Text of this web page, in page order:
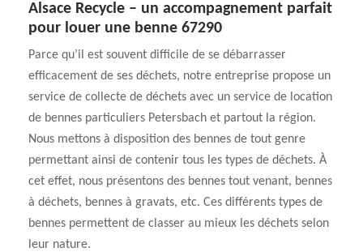
Alsace Recycle – un accompagnement parfait
pour louer une benne 67290
Parce qu’il est souvent difficile de se débarrasser
efficacement de ses déchets, notre entreprise propose un
service de collecte de déchets avec un service de location
de bennes particuliers Petersbach et partout la région.
Nous mettons à disposition des bennes de tout genre
permettant ainsi de contenir tous les types de déchets. À
cet effet, nous présentons des bennes tout venant, bennes
à déchets, bennes à gravats, etc. Ces différents types de
bennes permettent de classer au mieux les déchets selon
leur nature.